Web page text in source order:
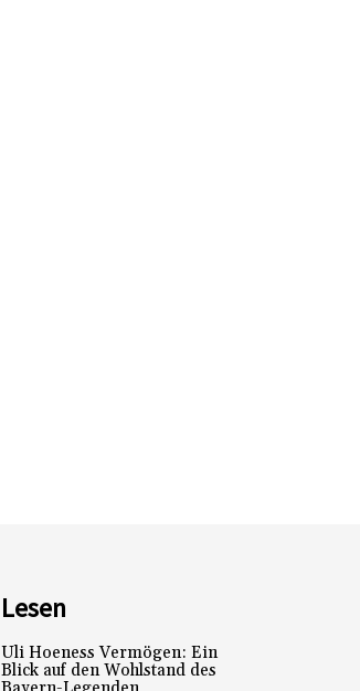
Lesen
Uli Hoeness Vermögen: Ein
Blick auf den Wohlstand des